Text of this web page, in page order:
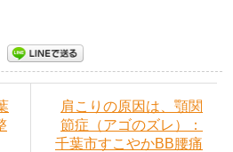
肩こりの原因は、顎関
節症（アゴのズレ）：
千葉市すこやかBB腰痛